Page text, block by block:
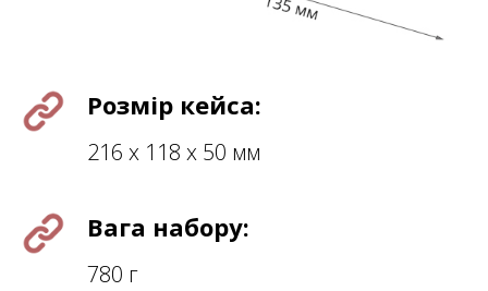
Розмір кейса:
216 х 118 х 50 мм
Вага набору:
780 г